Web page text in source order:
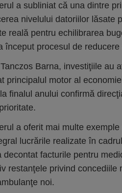
a subliniat că una dintre
nivelului datoriilor lăsate
reală pentru echilibrarea
început procesul de
Barna, investiţiile au
principalul motor al
finalul anului confirmă
a oferit mai multe
lucrările realizate în
decontat facturile pentru
restanţele privind
noi.